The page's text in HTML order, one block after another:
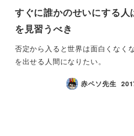
すぐに誰かのせいにする
を見習うべき
否定から入ると世界は面白くなく
を出せる人間になりたい。
赤ペソ先生